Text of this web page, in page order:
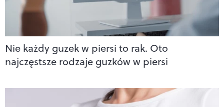
Nie każdy guzek w piersi to rak. Oto
najczęstsze rodzaje guzków w piersi